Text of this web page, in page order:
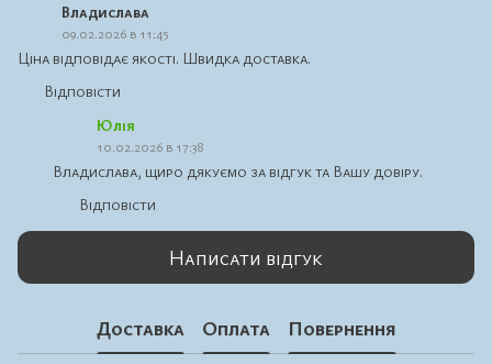
Владислава
09.02.2026 в 11:45
Ціна відповідає якості. Швидка доставка.
Відповісти
Юлія
10.02.2026 в 17:38
Владислава, щиро дякуємо за відгук та Вашу довіру.
Відповісти
Написати відгук
Доставка Оплата Повернення